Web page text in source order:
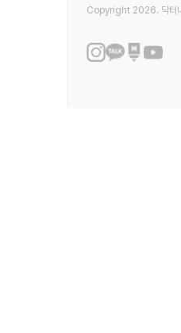
Copyright 2026. 닥터